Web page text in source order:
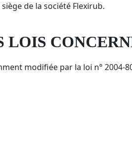
de la société Flexirub.
LOIS
modifiée par la loi n° 2004-